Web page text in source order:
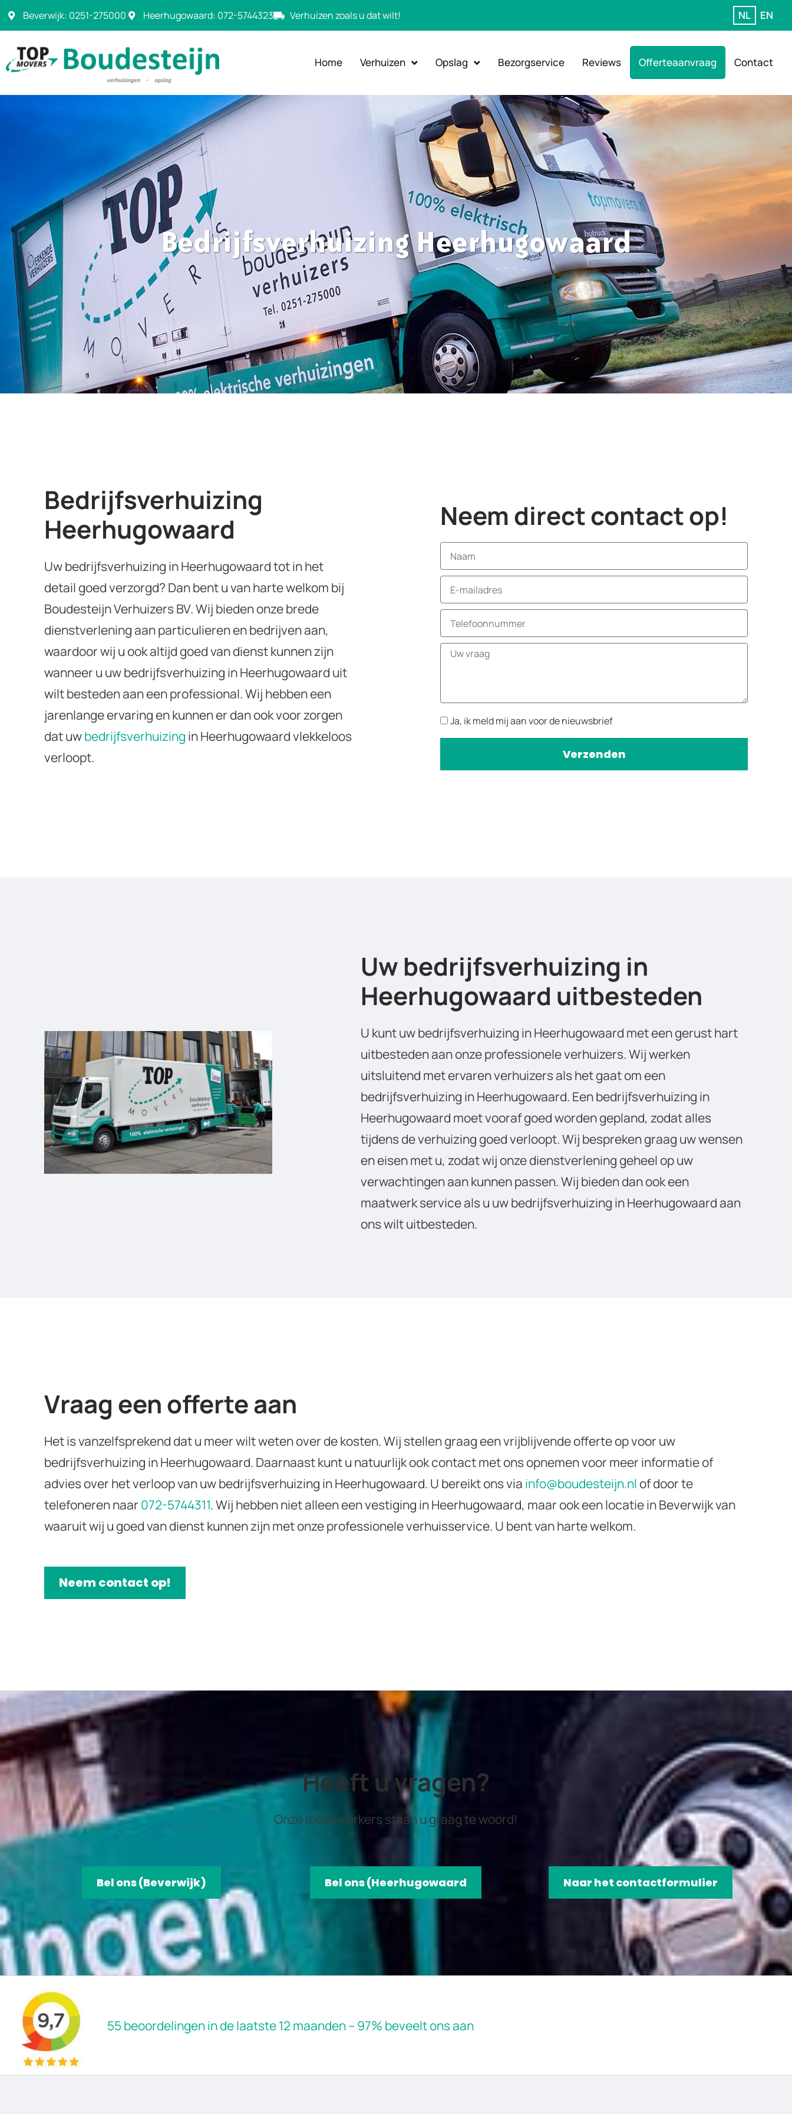
Beverwijk: 0251-275000 Heerhugowaard: 072-5744323 Verhuizen zoals u dat wilt! NL EN
Home Verhuizen Opslag Bezorgservice Reviews Offerteaanvraag Contact
Bedrijfsverhuizing Heerhugowaard
Bedrijfsverhuizing
Heerhugowaard
Uw bedrijfsverhuizing in Heerhugowaard tot in het
detail goed verzorgd? Dan bent u van harte welkom bij
Boudesteijn Verhuizers BV. Wij bieden onze brede
dienstverlening aan particulieren en bedrijven aan,
waardoor wij u ook altijd goed van dienst kunnen zijn
wanneer u uw bedrijfsverhuizing in Heerhugowaard uit
wilt besteden aan een professional. Wij hebben een
jarenlange ervaring en kunnen er dan ook voor zorgen
dat uwbedrijfsverhuizing in Heerhugowaard vlekkeloos
verloopt.
Neem direct contact op!
Ja, ik meld mij aan voor de nieuwsbrief
Verzenden
Uw bedrijfsverhuizing in
Heerhugowaard uitbesteden
U kunt uw bedrijfsverhuizing in Heerhugowaard met een gerust hart
uitbesteden aan onze professionele verhuizers. Wij werken
uitsluitend met ervaren verhuizers als het gaat om een
bedrijfsverhuizing in Heerhugowaard. Een bedrijfsverhuizing in
Heerhugowaard moet vooraf goed worden gepland, zodat alles
tijdens de verhuizing goed verloopt. Wij bespreken graag uw wensen
en eisen met u, zodat wij onze dienstverlening geheel op uw
verwachtingen aan kunnen passen. Wij bieden dan ook een
maatwerk service als u uw bedrijfsverhuizing in Heerhugowaard aan
ons wilt uitbesteden.
Vraag een offerte aan
Het is vanzelfsprekend dat u meer wilt weten over de kosten. Wij stellen graag een vrijblijvende offerte op voor uw
bedrijfsverhuizing in Heerhugowaard. Daarnaast kunt u natuurlijk ook contact met ons opnemen voor meer informatie of
advies over het verloop van uw bedrijfsverhuizing in Heerhugowaard. U bereikt ons via info@boudesteijn.nlof door te
telefoneren naar 072-5744311. Wij hebben niet alleen een vestiging in Heerhugowaard, maar ook een locatie in Beverwijk van
waaruit wij u goed van dienst kunnen zijn met onze professionele verhuisservice. U bent van harte welkom.
Neem contact op!
Heeft u vragen?
Onze medewerkers staan u graag te woord!
Bel ons (Beverwijk) Bel ons (Heerhugowaard Naar het contactformulier
55 beoordelingen in de laatste 12 maanden – 97% beveelt ons aan